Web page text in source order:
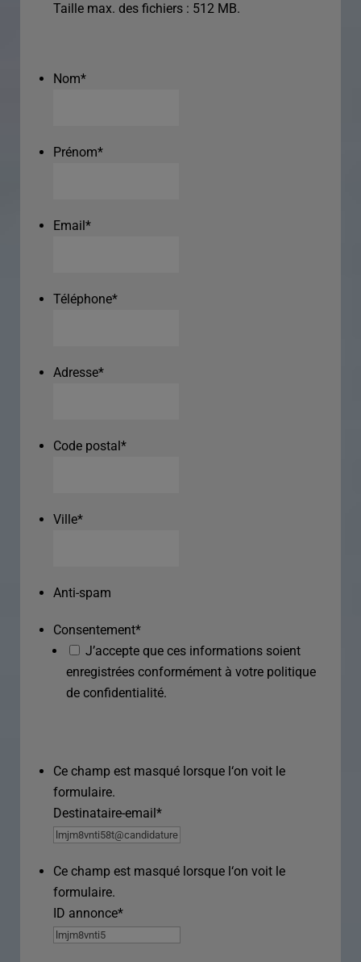
Taille max. des fichiers : 512 MB.
Nom*
Prénom*
Email*
Téléphone*
Adresse*
Code postal*
Ville*
Anti-spam
Consentement*
J’accepte que ces informations soient
enregistrées conformément à votre politique
de confidentialité.
Ce champ est masqué lorsque l‘on voit le
formulaire.
Destinataire-email*
Ce champ est masqué lorsque l‘on voit le
formulaire.
ID annonce*